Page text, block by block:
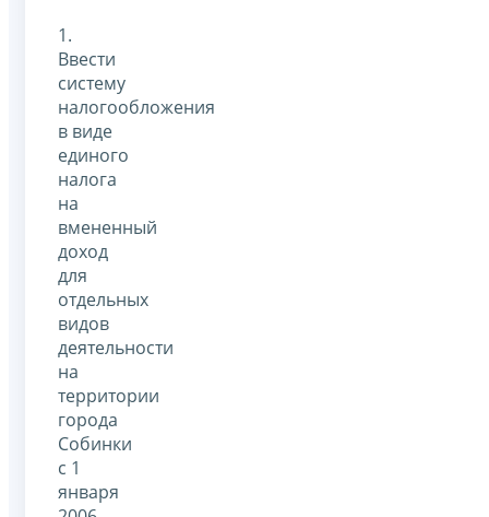
1.
Ввести
систему
налогообложения
в виде
единого
налога
на
вмененный
доход
для
отдельных
видов
деятельности
на
территории
города
Собинки
с 1
января